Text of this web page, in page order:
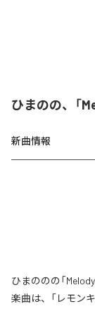
ひまのの、「
新曲情報
ひまののの「
楽曲は、「レモン